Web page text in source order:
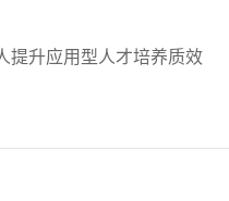
提升应用型人才培养质效